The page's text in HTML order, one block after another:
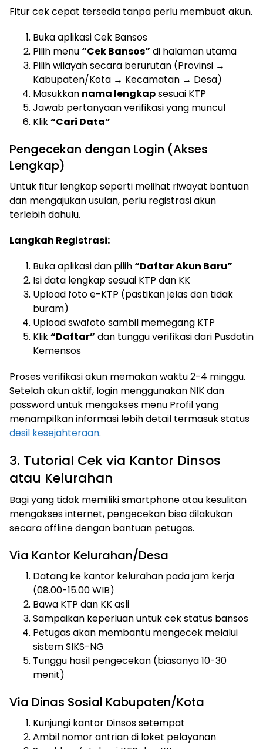
Fitur cek cepat tersedia tanpa perlu membuat akun.
Buka aplikasi Cek Bansos
Pilih menu“Cek Bansos” di halaman utama
Pilih wilayah secara berurutan (Provinsi →
Kabupaten/Kota → Kecamatan → Desa)
Masukkan nama lengkapsesuai KTP
Jawab pertanyaan verifikasi yang muncul
Klik“Cari Data”
Pengecekan dengan Login (Akses
Lengkap)
Untuk fitur lengkap seperti melihat riwayat bantuan
dan mengajukan usulan, perlu registrasi akun
terlebih dahulu.
Langkah Registrasi:
Buka aplikasi dan pilih“Daftar Akun Baru”
Isi data lengkap sesuai KTP dan KK
Upload foto e-KTP (pastikan jelas dan tidak
buram)
Upload swafoto sambil memegang KTP
Klik“Daftar” dan tunggu verifikasi dari Pusdatin
Kemensos
Proses verifikasi akun memakan waktu 2-4 minggu.
Setelah akun aktif, login menggunakan NIK dan
password untuk mengakses menu Profil yang
menampilkan informasi lebih detail termasuk status
desil kesejahteraan.
3. Tutorial Cek via Kantor Dinsos
atau Kelurahan
Bagi yang tidak memiliki smartphone atau kesulitan
mengakses internet, pengecekan bisa dilakukan
secara offline dengan bantuan petugas.
Via Kantor Kelurahan/Desa
Datang ke kantor kelurahan pada jam kerja
(08.00-15.00 WIB)
Bawa KTP dan KK asli
Sampaikan keperluan untuk cek status bansos
Petugas akan membantu mengecek melalui
sistem SIKS-NG
Tunggu hasil pengecekan (biasanya 10-30
menit)
Via Dinas Sosial Kabupaten/Kota
Kunjungi kantor Dinsos setempat
Ambil nomor antrian di loket pelayanan